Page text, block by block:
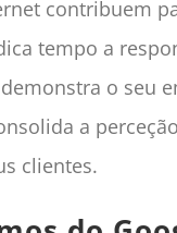
contribuem
tempo a
o seu
a
clientes.